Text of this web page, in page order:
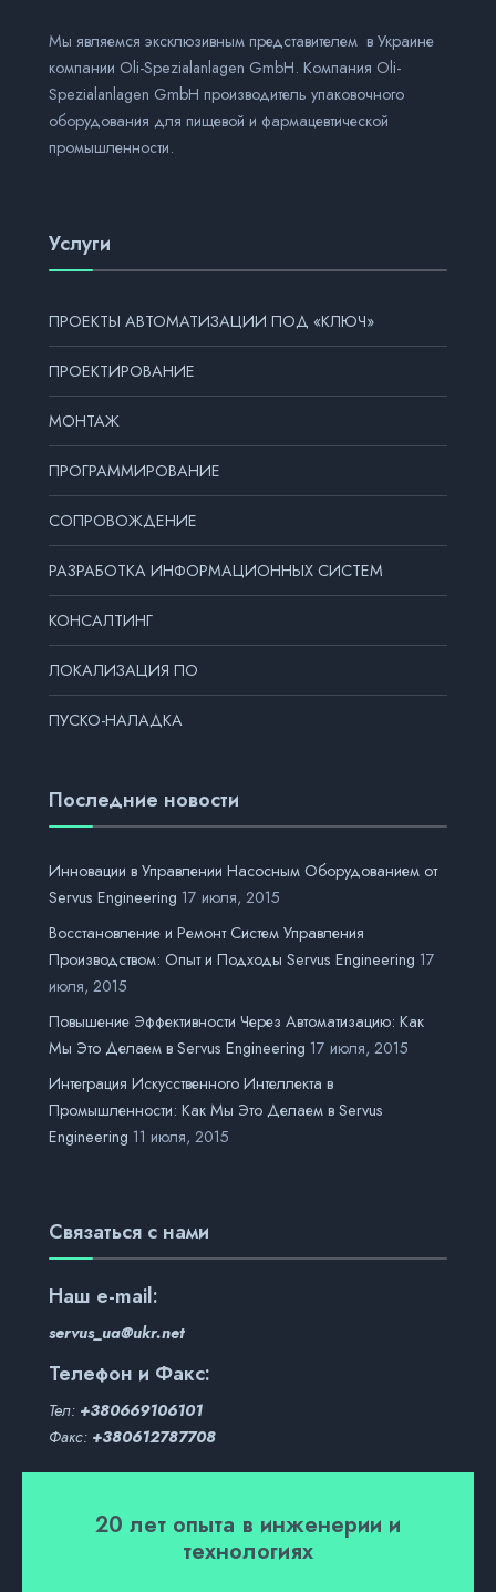
Мы являемся эксклюзивным представителем в Украине
компании Оli-Spezialanlagen GmbH. Компания Оli-
Spezialanlagen GmbH производитель упаковочного
оборудования для пищевой и фармацевтической
промышленности.
Услуги
ПРОЕКТЫ АВТОМАТИЗАЦИИ ПОД «КЛЮЧ»
ПРОЕКТИРОВАНИЕ
МОНТАЖ
ПРОГРАММИРОВАНИЕ
СОПРОВОЖДЕНИЕ
РАЗРАБОТКА ИНФОРМАЦИОННЫХ СИСТЕМ
КОНСАЛТИНГ
ЛОКАЛИЗАЦИЯ ПО
ПУСКО-НАЛАДКА
Последние новости
Инновации в Управлении Насосным Оборудованием от
Servus Engineering 17 июля, 2015
Восстановление и Ремонт Систем Управления
Производством: Опыт и Подходы Servus Engineering 17
июля, 2015
Повышение Эффективности Через Автоматизацию: Как
Мы Это Делаем в Servus Engineering 17 июля, 2015
Интеграция Искусственного Интеллекта в
Промышленности: Как Мы Это Делаем в Servus
Engineering 11 июля, 2015
Связаться с нами
Наш e-mail:
servus_ua@ukr.net
Телефон и Факс:
Тел: +380669106101
Факс: +380612787708
20 лет опыта в инженерии и
технологиях